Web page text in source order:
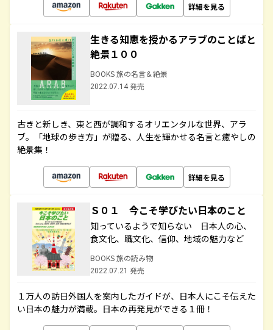
詳細を見る
生きる知恵を授かるアラブのことばと
絶景１００
BOOKS 旅の名言＆絶景
2022.07.14 発売
古きと新しき、東と西が調和するオリエンタルな世界、アラ
ブ。「地球の歩き方」が贈る、人生を輝かせる名言と癒やしの
絶景集！
詳細を見る
Ｓ０１ 今こそ学びたい日本のこと
知っているようで知らない 日本人の心、
食文化、職文化、信仰、地域の魅力など
BOOKS 旅の読み物
2022.07.21 発売
１万人の訪日外国人を案内したガイドが、日本人にこそ伝えた
い日本の魅力が満載。日本の再発見ができる１冊！